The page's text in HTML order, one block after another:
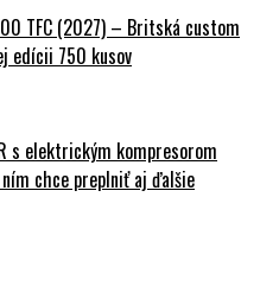
TFC (2027) – Britská custom
edícii 750 kusov
s elektrickým kompresorom
chce preplniť aj ďalšie